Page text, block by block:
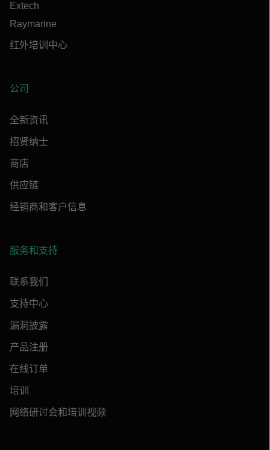
Extech
Raymarine
红外培训中心
公司
全新资讯
招贤纳士
商店
供应链
经销商和客户信息
服务和支持
联系我们
支持中心
漏洞披露
产品注册
在线订单
培训
网络研讨会和培训视频